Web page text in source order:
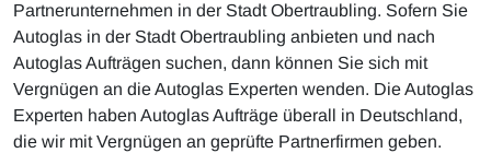
Partnerunternehmen in der Stadt Obertraubling. Sofern Sie
Autoglas in der Stadt Obertraubling anbieten und nach
Autoglas Aufträgen suchen, dann können Sie sich mit
Vergnügen an die Autoglas Experten wenden. Die Autoglas
Experten haben Autoglas Aufträge überall in Deutschland,
die wir mit Vergnügen an geprüfte Partnerfirmen geben.